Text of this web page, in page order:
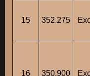
15 352.275
16 350.900